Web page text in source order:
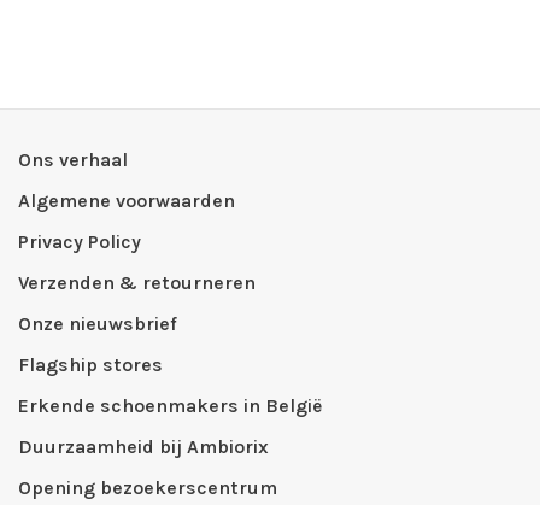
Ons verhaal
Algemene voorwaarden
Privacy Policy
Verzenden & retourneren
Onze nieuwsbrief
Flagship stores
Erkende schoenmakers in België
Duurzaamheid bij Ambiorix
Opening bezoekerscentrum